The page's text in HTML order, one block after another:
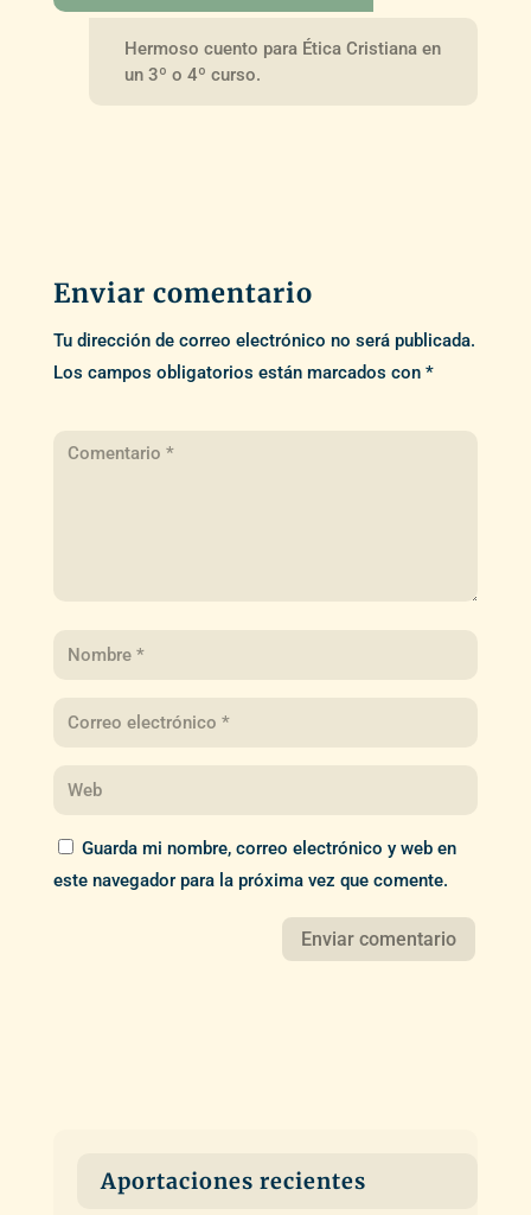
Hermoso cuento para Ética Cristiana en
un 3º o 4º curso.
Enviar comentario
Tu dirección de correo electrónico no será publicada.
Los campos obligatorios están marcados con *
Guarda mi nombre, correo electrónico y web en
este navegador para la próxima vez que comente.
Aportaciones recientes